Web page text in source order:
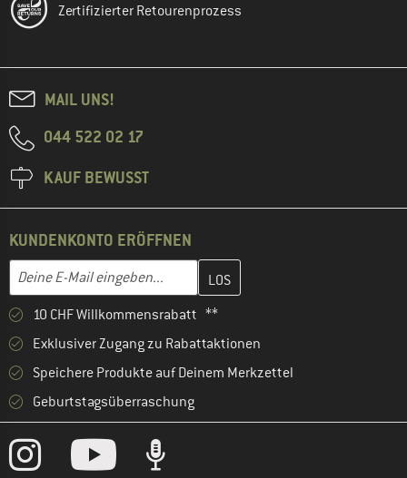
Zertifizierter Retourenprozess
MAIL UNS!
044 522 02 17
KAUF BEWUSST
KUNDENKONTO ERÖFFNEN
E-Mail-Adresse
Gib hier deine E-Mail-Adresse ein und erstelle im nächsten
10 CHF Willkommensrabatt **
Exklusiver Zugang zu Rabattaktionen
Speichere Produkte auf Deinem Merkzettel
Geburtstagsüberraschung